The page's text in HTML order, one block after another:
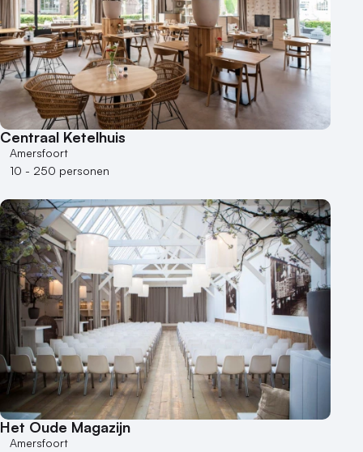
Centraal Ketelhuis
Amersfoort
10 - 250 personen
Het Oude Magazijn
Amersfoort